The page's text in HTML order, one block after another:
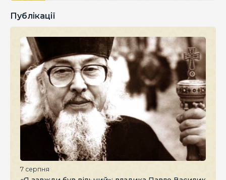
Публікації
7 серпня